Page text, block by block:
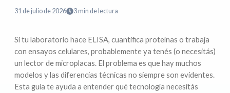
31 de julio de 2026 3min de lectura
Si tu laboratorio hace ELISA, cuantifica proteínas o trabaja
con ensayos celulares, probablemente ya tenés (o necesitás)
un lector de microplacas. El problema es que hay muchos
modelos y las diferencias técnicas no siempre son evidentes.
Esta guía te ayuda a entender qué tecnología necesitás